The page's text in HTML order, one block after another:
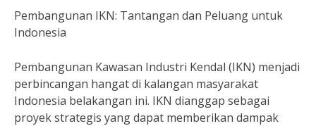
Pembangunan IKN: Tantangan dan Peluang untuk
Indonesia
Pembangunan Kawasan Industri Kendal (IKN) menjadi
perbincangan hangat di kalangan masyarakat
Indonesia belakangan ini. IKN dianggap sebagai
proyek strategis yang dapat memberikan dampak